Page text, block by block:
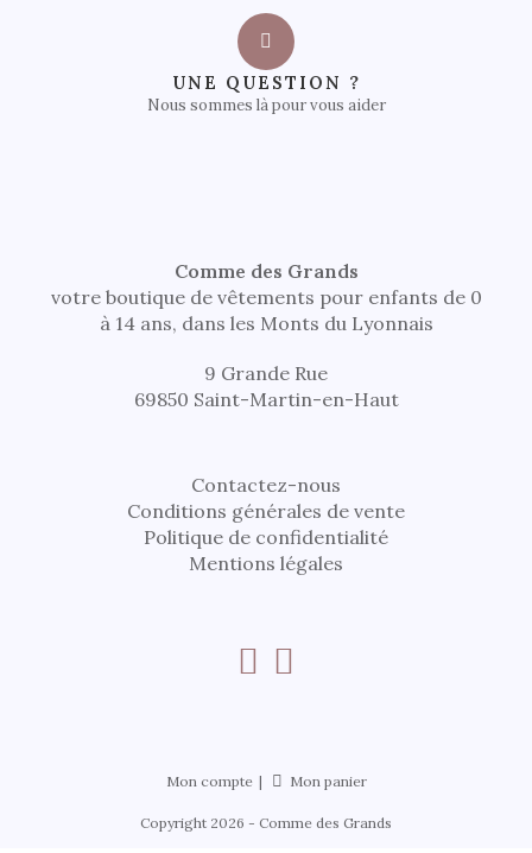
UNE QUESTION ?
Nous sommes là pour vous aider
Comme des Grands
votre boutique de vêtements pour enfants de 0
à 14 ans, dans les Monts du Lyonnais
9 Grande Rue
69850 Saint-Martin-en-Haut
Contactez-nous
Conditions générales de vente
Politique de confidentialité
Mentions légales
Mon compte Mon panier
Copyright 2026 - Comme des Grands